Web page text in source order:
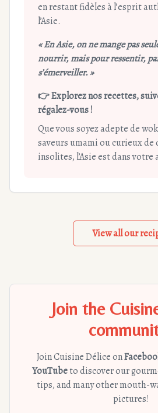
en restant fidèles à l’esprit
l’Asie.
« En Asie, on ne mange pas
nourrir, mais pour ressentir,
s’émerveiller. »
👉 Explorez nos recettes,
régalez-vous !
Que vous soyez adepte de
saveurs umami ou curieux de
insolites, l’Asie est dans votre
View all our
Join the
Join Cuisine Délice on
YouTubeto discover our
tips, and many other mouth-
pictures!